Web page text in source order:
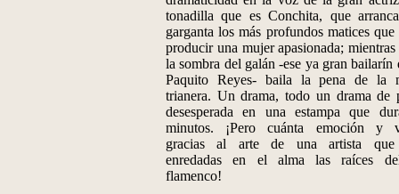
tonadilla que es Conchita, que
garganta los más profundos matices que
producir una mujer apasionada; mientras
la sombra del galán -ese ya gran bailarín
Paquito Reyes- baila la pena de la
trianera. Un drama, todo un drama de
desesperada en una estampa que
minutos. ¡Pero cuánta emoción y
gracias al arte de una artista
enredadas en el alma las raíces
flamenco!